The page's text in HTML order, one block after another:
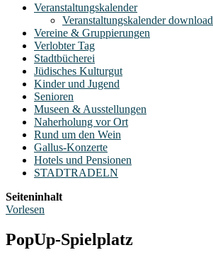
Veranstaltungskalender
Veranstaltungskalender download
Vereine & Gruppierungen
Verlobter Tag
Stadtbücherei
Jüdisches Kulturgut
Kinder und Jugend
Senioren
Museen & Ausstellungen
Naherholung vor Ort
Rund um den Wein
Gallus-Konzerte
Hotels und Pensionen
STADTRADELN
Seiteninhalt
Vorlesen
PopUp-Spielplatz